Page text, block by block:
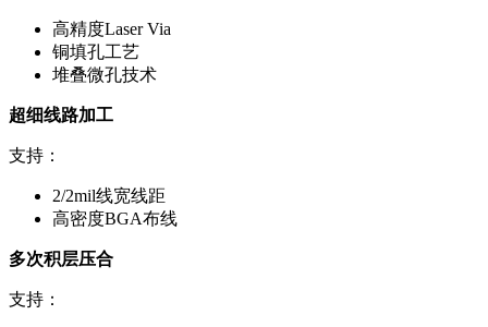
高精度Laser Via
铜填孔工艺
堆叠微孔技术
超细线路加工
支持：
2/2mil线宽线距
高密度BGA布线
多次积层压合
支持：